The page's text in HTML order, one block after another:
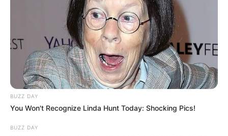
FNARAS em Brasília: Senado pode
promulgar PEC 14 em semana de
mobilização.
Presidente Kennedy (ES) abre processo
seletivo para Agentes de Saúde e de
BUZZ DAY
You Won't Recognize Linda Hunt Today: Shocking Pics!
BUZZ DAY